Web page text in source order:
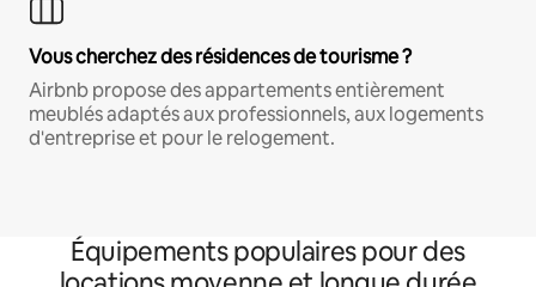
Vous cherchez des résidences de tourisme ?
Airbnb propose des appartements entièrement
meublés adaptés aux professionnels, aux logements
d'entreprise et pour le relogement.
Équipements populaires pour des